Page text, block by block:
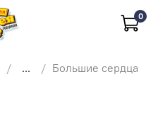
0
... Большие сердца